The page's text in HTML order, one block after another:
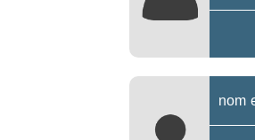
nom